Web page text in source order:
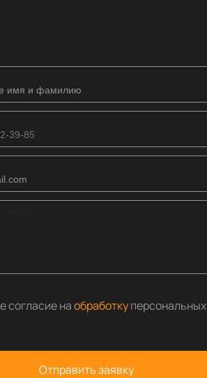
согласие наобработкуперсональных
Отправить заявку